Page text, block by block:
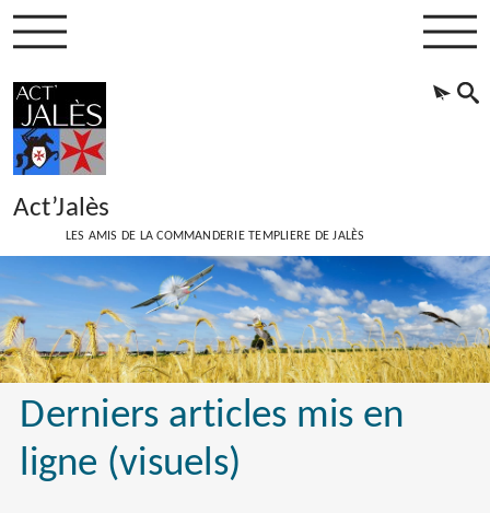
Act’Jalès
LES AMIS DE LA COMMANDERIE TEMPLIERE DE JALÈS
Derniers articles mis en
ligne (visuels)